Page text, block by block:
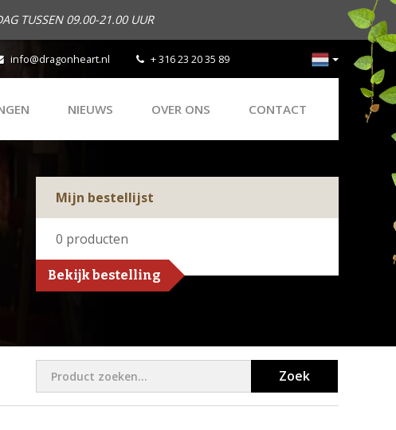
TUSSEN 09.00-21.00 UUR
info@dragonheart.nl + 316 23 20 35 89
NIEUWS OVER ONS CONTACT
Mijn bestellijst
0 producten
Bekijk bestelling
Zoek